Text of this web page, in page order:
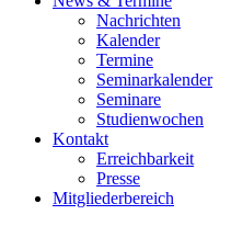
Nachrichten
Kalender
Termine
Seminarkalender
Seminare
Studienwochen
Kontakt
Erreichbarkeit
Presse
Mitgliederbereich